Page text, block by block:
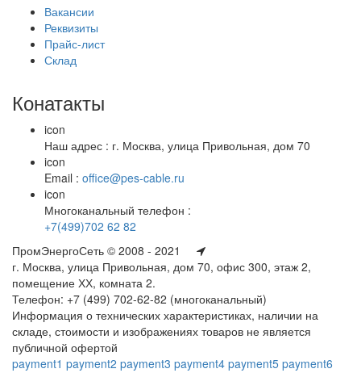
Вакансии
Реквизиты
Прайс-лист
Склад
Конатакты
icon
Наш адрес : г. Москва, улица Привольная, дом 70
icon
Email : office@pes-cable.ru
icon
Многоканальный телефон :
+7(499)702 62 82
ПромЭнергоСеть © 2008 - 2021
г. Москва, улица Привольная, дом 70, офис 300, этаж 2,
помещение ХХ, комната 2.
Телефон: +7 (499) 702-62-82 (многоканальный)
Информация о технических характеристиках, наличии на
складе, стоимости и изображениях товаров не является
публичной офертой
payment1 payment2 payment3 payment4 payment5 payment6